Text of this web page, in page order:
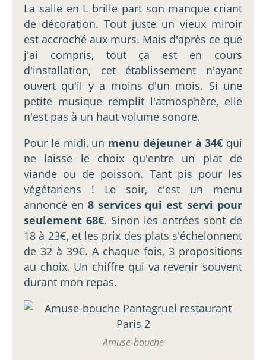
La salle en L brille part son manque criant
de décoration. Tout juste un vieux miroir
est accroché aux murs. Mais d'après ce que
j'ai compris, tout ça est en cours
d'installation, cet établissement n'ayant
ouvert qu'il y a moins d'un mois. Si une
petite musique remplit l'atmosphère, elle
n'est pas à un haut volume sonore.
Pour le midi, un menu déjeuner à 34€ qui
ne laisse le choix qu'entre un plat de
viande ou de poisson. Tant pis pour les
végétariens ! Le soir, c'est un menu
annoncé en 8 services qui est servi pour
seulement 68€. Sinon les entrées sont de
18 à 23€, et les prix des plats s'échelonnent
de 32 à 39€. A chaque fois, 3 propositions
au choix. Un chiffre qui va revenir souvent
durant mon repas.
Amuse-bouche